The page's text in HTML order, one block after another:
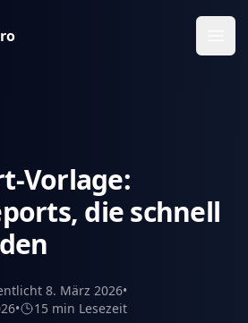
Vorlage:
die schnell
8. März 2026•
• 15 min Lesezeit